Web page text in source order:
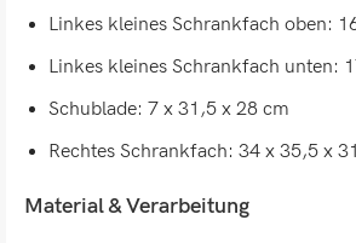
Linkes kleines Schrankfach oben:
Linkes kleines Schrankfach unten:
Schublade: 7 x 31,5 x 28 cm
Rechtes Schrankfach: 34 x 35,5 x
Material & Verarbeitung